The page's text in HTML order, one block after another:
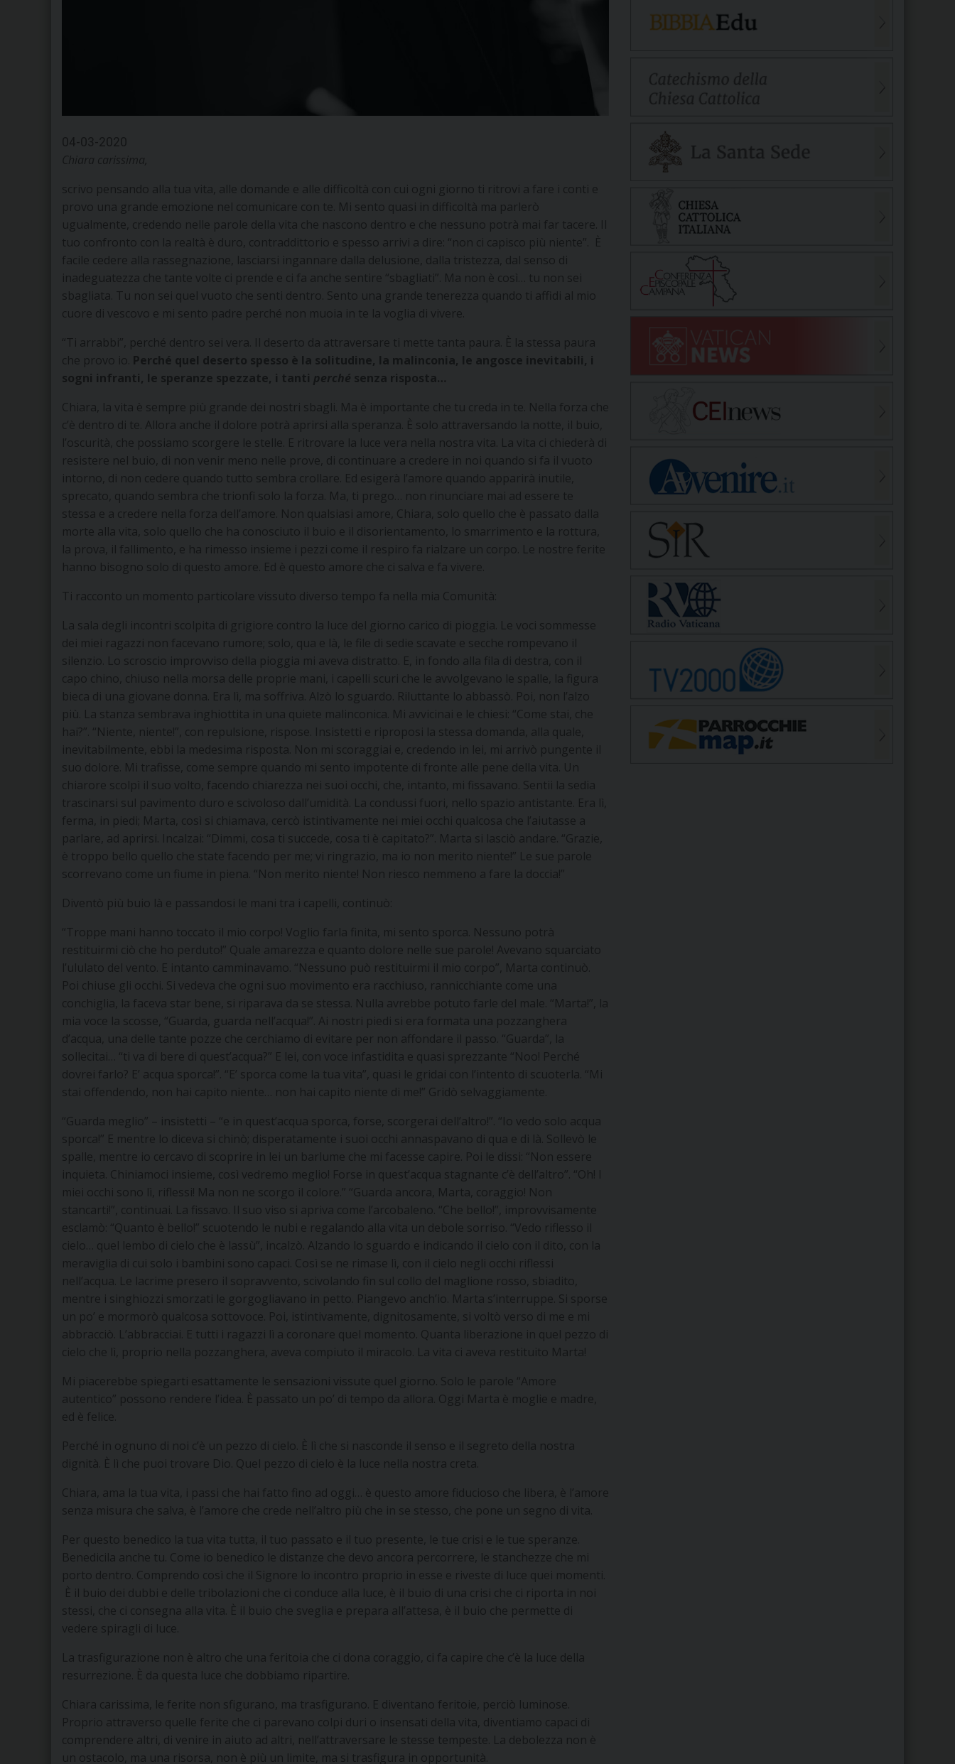
04-03-2020
Chiara carissima,
scrivo pensando alla tua vita, alle domande e alle difficoltà con cui ogni giorno ti ritrovi a fare i conti e
provo una grande emozione nel comunicare con te. Mi sento quasi in difficoltà ma parlerò
ugualmente, credendo nelle parole della vita che nascono dentro e che nessuno potrà mai far tacere. Il
tuo confronto con la realtà è duro, contraddittorio e spesso arrivi a dire: “non ci capisco più niente”. È
facile cedere alla rassegnazione, lasciarsi ingannare dalla delusione, dalla tristezza, dal senso di
inadeguatezza che tante volte ci prende e ci fa anche sentire “sbagliati”. Ma non è così… tu non sei
sbagliata. Tu non sei quel vuoto che senti dentro. Sento una grande tenerezza quando ti affidi al mio
cuore di vescovo e mi sento padre perché non muoia in te la voglia di vivere.
“Ti arrabbi”, perché dentro sei vera. Il deserto da attraversare ti mette tanta paura. È la stessa paura
che provo io. Perché quel deserto spesso
sogni infranti, le speranze spezzate, i tanti
Chiara, la vita è sempre più grande dei nostri sbagli. Ma è importante che tu creda in te. Nella forza che
c’è dentro di te. Allora anche il dolore potrà aprirsi alla speranza. È solo attraversando la notte, il buio,
l’oscurità, che possiamo scorgere le stelle. E ritrovare la luce vera nella nostra vita. La vita ci chiederà di
resistere nel buio, di non venir meno nelle prove, di continuare a credere in noi quando si fa il vuoto
intorno, di non cedere quando tutto sembra crollare. Ed esigerà l’amore quando apparirà inutile,
sprecato, quando sembra che trionfi solo la forza. Ma, ti prego… non rinunciare mai ad essere te
stessa e a credere nella forza dell’amore. Non qualsiasi amore, Chiara, solo quello che è passato dalla
morte alla vita, solo quello che ha conosciuto il buio e il disorientamento, lo smarrimento e la rottura,
la prova, il fallimento, e ha rimesso insieme i pezzi come il respiro fa rialzare un corpo. Le nostre ferite
hanno bisogno solo di questo amore. Ed è questo amore che ci salva e fa vivere.
Ti racconto un momento particolare vissuto diverso tempo fa nella mia Comunità:
La sala degli incontri scolpita di grigiore contro la luce del giorno carico di pioggia. Le voci sommesse
dei miei ragazzi non facevano rumore; solo, qua e là, le file di sedie scavate e secche rompevano il
silenzio. Lo scroscio improvviso della pioggia mi aveva distratto. E, in fondo alla fila di destra, con il
capo chino, chiuso nella morsa delle proprie mani, i capelli scuri che le avvolgevano le spalle, la figura
bieca di una giovane donna. Era lì, ma soffriva. Alzò lo sguardo. Riluttante lo abbassò. Poi, non l’alzo
più. La stanza sembrava inghiottita in una quiete malinconica. Mi avvicinai e le chiesi: “Come stai, che
hai?”. “Niente, niente!”, con repulsione, rispose. Insistetti e riproposi la stessa domanda, alla quale,
inevitabilmente, ebbi la medesima risposta. Non mi scoraggiai e, credendo in lei, mi arrivò pungente il
suo dolore. Mi trafisse, come sempre quando mi sento impotente di fronte alle pene della vita. Un
chiarore scolpì il suo volto, facendo chiarezza nei suoi occhi, che, intanto, mi fissavano. Sentii la sedia
trascinarsi sul pavimento duro e scivoloso dall’umidità. La condussi fuori, nello spazio antistante. Era lì,
ferma, in piedi; Marta, così si chiamava, cercò istintivamente nei miei occhi qualcosa che l’aiutasse a
parlare, ad aprirsi. Incalzai: “Dimmi, cosa ti succede, cosa ti è capitato?”. Marta si lasciò andare. “Grazie,
è troppo bello quello che state facendo per me; vi ringrazio, ma io non merito niente!” Le sue parole
scorrevano come un fiume in piena. “Non merito niente! Non riesco nemmeno a fare la doccia!”
Diventò più buio là e passandosi le mani tra i capelli, continuò:
“Troppe mani hanno toccato il mio corpo! Voglio farla finita, mi sento sporca. Nessuno potrà
restituirmi ciò che ho perduto!” Quale amarezza e quanto dolore nelle sue parole! Avevano squarciato
l’ululato del vento. E intanto camminavamo. “Nessuno può restituirmi il mio corpo”, Marta continuò.
Poi chiuse gli occhi. Si vedeva che ogni suo movimento era racchiuso, rannicchiante come una
conchiglia, la faceva star bene, si riparava da se stessa. Nulla avrebbe potuto farle del male. “Marta!”, la
mia voce la scosse, “Guarda, guarda nell’acqua!”. Ai nostri piedi si era formata una pozzanghera
d’acqua, una delle tante pozze che cerchiamo di evitare per non affondare il passo. “Guarda”, la
sollecitai… “ti va di bere di quest’acqua?” E lei, con voce infastidita e quasi sprezzante “Noo! Perché
dovrei farlo? E’ acqua sporca!”. “E’ sporca come la tua vita”, quasi le gridai con l’intento di scuoterla. “Mi
stai offendendo, non hai capito niente… non hai capito niente di me!” Gridò selvaggiamente.
“Guarda meglio” – insistetti – “e in quest’acqua sporca, forse, scorgerai dell’altro!”. “Io vedo solo acqua
sporca!” E mentre lo diceva si chinò; disperatamente i suoi occhi annaspavano di qua e di là. Sollevò le
spalle, mentre io cercavo di scoprire in lei un barlume che mi facesse capire. Poi le dissi: “Non essere
inquieta. Chiniamoci insieme, così vedremo meglio! Forse in quest’acqua stagnante c’è dell’altro”. “Oh! I
miei occhi sono lì, riflessi! Ma non ne scorgo il colore.” “Guarda ancora, Marta, coraggio! Non
stancarti!”, continuai. La fissavo. Il suo viso si apriva come l’arcobaleno. “Che bello!”, improvvisamente
esclamò: “Quanto è bello!” scuotendo le nubi e regalando alla vita un debole sorriso. “Vedo riflesso il
cielo… quel lembo di cielo che è lassù”, incalzò. Alzando lo sguardo e indicando il cielo con il dito, con la
meraviglia di cui solo i bambini sono capaci. Così se ne rimase lì, con il cielo negli occhi riflessi
nell’acqua. Le lacrime presero il sopravvento, scivolando fin sul collo del maglione rosso, sbiadito,
mentre i singhiozzi smorzati le gorgogliavano in petto. Piangevo anch’io. Marta s’interruppe. Si sporse
un po’ e mormorò qualcosa sottovoce. Poi, istintivamente, dignitosamente, si voltò verso di me e mi
abbracciò. L’abbracciai. E tutti i ragazzi lì a coronare quel momento. Quanta liberazione in quel pezzo di
cielo che lì, proprio nella pozzanghera, aveva compiuto il miracolo. La vita ci aveva restituito Marta!
Mi piacerebbe spiegarti esattamente le sensazioni vissute quel giorno. Solo le parole “Amore
autentico” possono rendere l’idea. È passato un po’ di tempo da allora. Oggi Marta è moglie e madre,
ed è felice.
Perché in ognuno di noi c’è un pezzo di cielo. È lì che si nasconde il senso e il segreto della nostra
dignità. È lì che puoi trovare Dio. Quel pezzo di cielo è la luce nella nostra creta.
Chiara, ama la tua vita, i passi che hai fatto fino ad oggi… è questo amore fiducioso che libera, è l’amore
senza misura che salva, è l’amore che crede nell’altro più che in se stesso, che pone un segno di vita.
Per questo benedico la tua vita tutta, il tuo passato e il tuo presente, le tue crisi e le tue speranze.
Benedicila anche tu. Come io benedico le distanze che devo ancora percorrere, le stanchezze che mi
porto dentro. Comprendo così che il Signore lo incontro proprio in esse e riveste di luce quei momenti.
È il buio dei dubbi e delle tribolazioni che ci conduce alla luce, è il buio di una crisi che ci riporta in noi
stessi, che ci consegna alla vita. È il buio che sveglia e prepara all’attesa, è il buio che permette di
vedere spiragli di luce.
La trasfigurazione non è altro che una feritoia che ci dona coraggio, ci fa capire che c’è la luce della
resurrezione. È da questa luce che dobbiamo ripartire.
Chiara carissima, le ferite non sfigurano, ma trasfigurano. E diventano feritoie, perciò luminose.
Proprio attraverso quelle ferite che ci parevano colpi duri o insensati della vita, diventiamo capaci di
comprendere altri, di venire in aiuto ad altri, nell’attraversare le stesse tempeste. La debolezza non è
un ostacolo, ma una risorsa, non è più un limite, ma si trasfigura in opportunità.